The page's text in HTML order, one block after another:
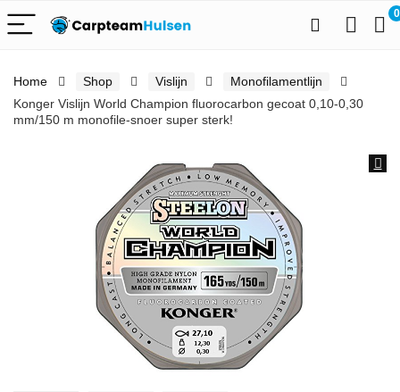
0
Home Shop Vislijn
Monofilamentlijn
Konger Vislijn World Champion fluorocarbon gecoat 0,10-0,30
mm/150 m monofile-snoer super sterk!